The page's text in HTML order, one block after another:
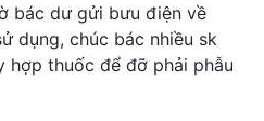
bác dư gửi bưu điện về
dụng, chúc bác nhiều sk
hợp thuốc để đỡ phải phẫu